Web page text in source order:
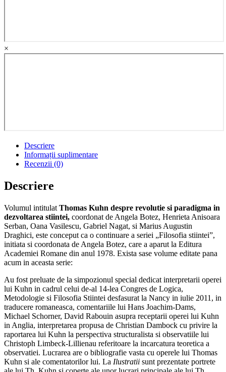
×
Descriere
Informații suplimentare
Recenzii (0)
Descriere
Volumul intitulat Thomas Kuhn despre revolutie si paradigma in
dezvoltarea stiintei, coordonat de Angela Botez, Henrieta Anisoara
Serban, Oana Vasilescu, Gabriel Nagat, si Marius Augustin
Draghici, este conceput ca o continuare a seriei „Filosofia stiintei”,
initiata si coordonata de Angela Botez, care a aparut la Editura
Academiei Romane din anul 1978. Exista sase volume editate pana
acum in aceasta serie:
Au fost preluate de la simpozionul special dedicat interpretarii operei
lui Kuhn in cadrul celui de-al 14-lea Congres de Logica,
Metodologie si Filosofia Stiintei desfasurat la Nancy in iulie 2011, in
traducere romaneasca, comentariile lui Hans Joachim-Dams,
Michael Schorner, David Rabouin asupra receptarii operei lui Kuhn
in Anglia, interpretarea propusa de Christian Dambock cu privire la
raportarea lui Kuhn la perspectiva structuralista si observatiile lui
Christoph Limbeck-Lillienau referitoare la incarcatura teoretica a
observatiei. Lucrarea are o bibliografie vasta cu operele lui Thomas
Kuhn si ale comentatorilor lui. La Ilustratii sunt prezentate portrete